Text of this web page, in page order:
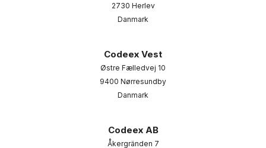
2730 Herlev
Danmark
Codeex Vest
Østre Fælledvej 10
9400 Nørresundby
Danmark
Codeex AB
Åkergränden 7